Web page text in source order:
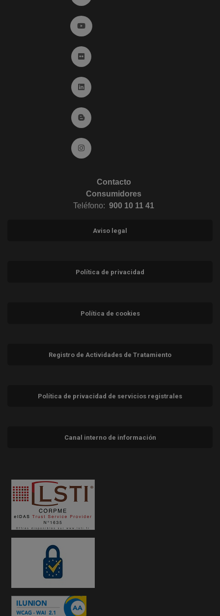
Ir a YouTube (abre en ventana nueva)
Ir a Flickr (abre en ventana nueva)
Ir a Linkedin (abre en ventana nueva)
Ir al Blog (abre en ventana nueva)
Ir a Instagram (abre en ventana nueva)
Contacto
Consumidores
Teléfono: 900 10 11 41
Aviso legal
Política de privacidad
Política de cookies
Registro de Actividades de Tratamiento
Política de privacidad de servicios registrales
Canal interno de información